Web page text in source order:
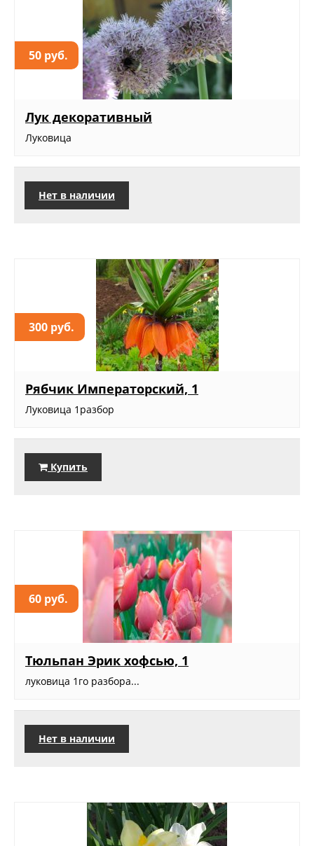
50 руб.
Лук декоративный
Луковица
Нет в наличии
300 руб.
Рябчик Императорский, 1
Луковица 1разбор
Купить
60 руб.
Тюльпан Эрик хофсью, 1
луковица 1го разбора...
Нет в наличии